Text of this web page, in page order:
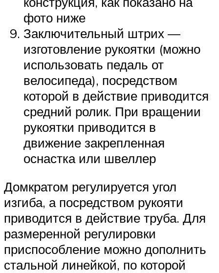
фото ниже
Заключительный штрих —
изготовление рукоятки (можно
использовать педаль от
велосипеда), посредством
которой в действие приводится
средний ролик. При вращении
рукоятки приводится в
движение закрепленная
оснастка или швеллер
Домкратом регулируется угол
изгиба, а посредством рукояти
приводится в действие труба. Для
размеренной регулировки
приспособление можно дополнить
стальной линейкой, по которой